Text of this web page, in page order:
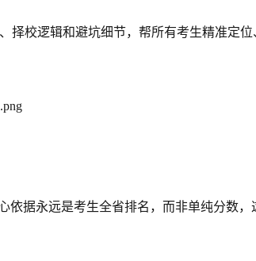
择校逻辑和避坑细节，帮所有考生精准定位
依据永远是考生全省排名，而非单纯分数，